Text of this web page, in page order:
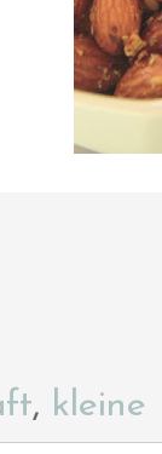
, kleine